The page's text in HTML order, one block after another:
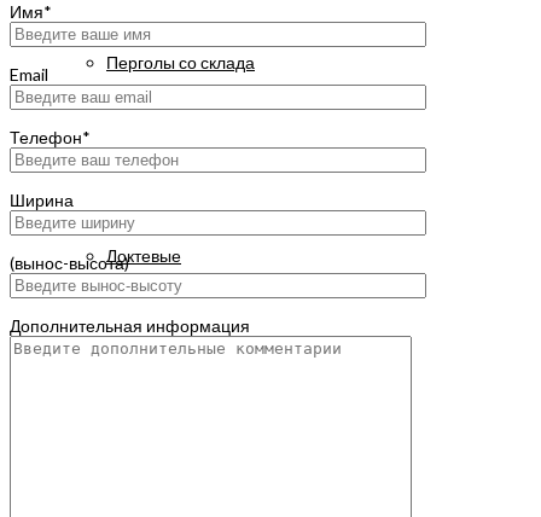
Перголы со склада
Маркизы
Локтевые
Испанские
Имя*
Email
Телефон*
Ширина
(вынос-высота)
Дополнительная информация